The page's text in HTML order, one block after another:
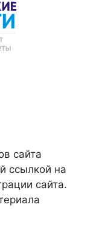
сайта
ссылкой на
сайта.